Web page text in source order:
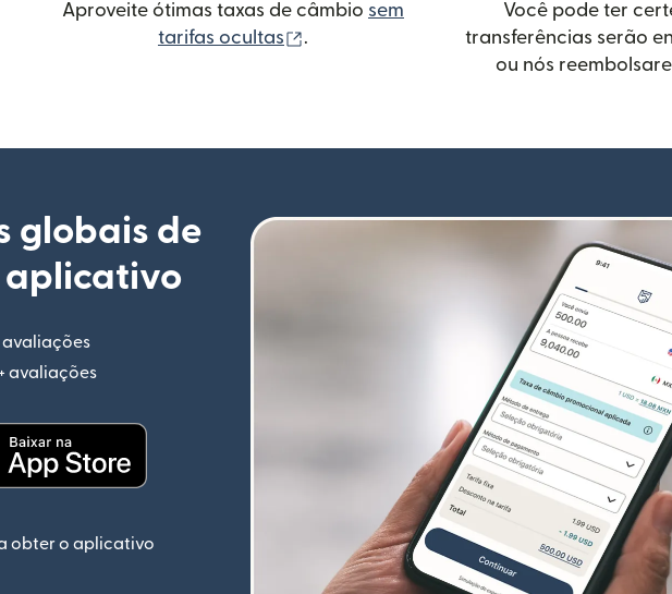
Aproveite ótimas taxas de câmbio sem
tarifas ocultas
(abre em uma nova janela)
.
Você pode ter
transferências serão
ou nós
globais de
aplicativo
avaliações
(abre em uma nova janela)
avaliações
(abre em uma nova janela)
obter o aplicativo